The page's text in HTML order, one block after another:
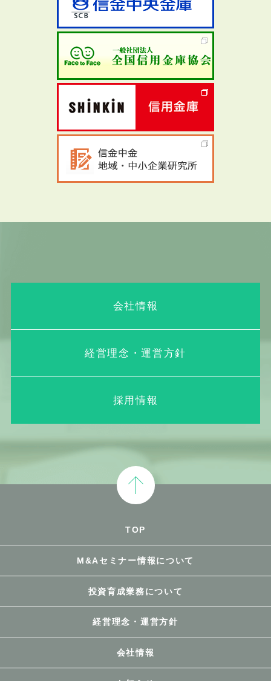
会社情報
経営理念・運営方針
採用情報
TOP
M&Aセミナー情報について
投資育成業務について
経営理念・運営方針
会社情報